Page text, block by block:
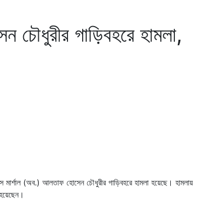
চৌধুরীর গাড়িবহরে হামলা,
মার্শাল (অব.) আলতাফ হোসেন চৌধুরীর গাড়িবহরে হামলা হয়েছে। হামলায়